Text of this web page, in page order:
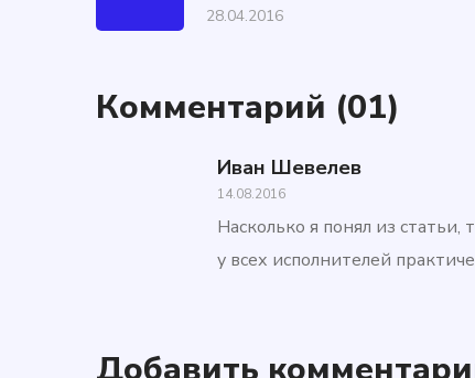
28.04.2016
Комментарий (01)
Иван Шевелев
14.08.2016
Насколько я понял из
у всех исполнителей